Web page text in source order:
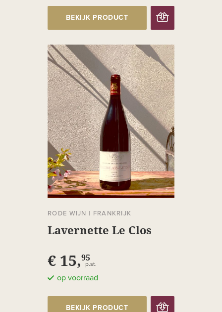
BEKIJK PRODUCT
RODE WIJN | FRANKRIJK
Lavernette Le Clos
€ 15,95
p.st.
op voorraad
BEKIJK PRODUCT